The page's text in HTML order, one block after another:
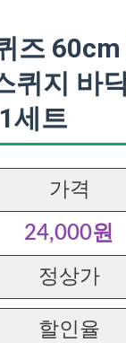
즈 60cm
퀴지 바
세트
가격
24,000원
정상가
할인율